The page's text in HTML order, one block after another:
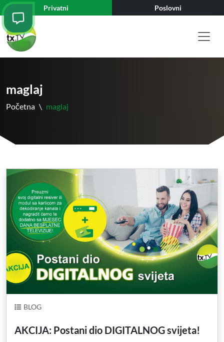
Privatni Poslovni
maglaj
Početna \ maglaj
BLOG
AKCIJA: Postani dio DIGITALNOG svijeta!